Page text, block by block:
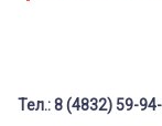
Флагманы
Педагог-
Заголовок
Тел.: 8 (4832) 59-